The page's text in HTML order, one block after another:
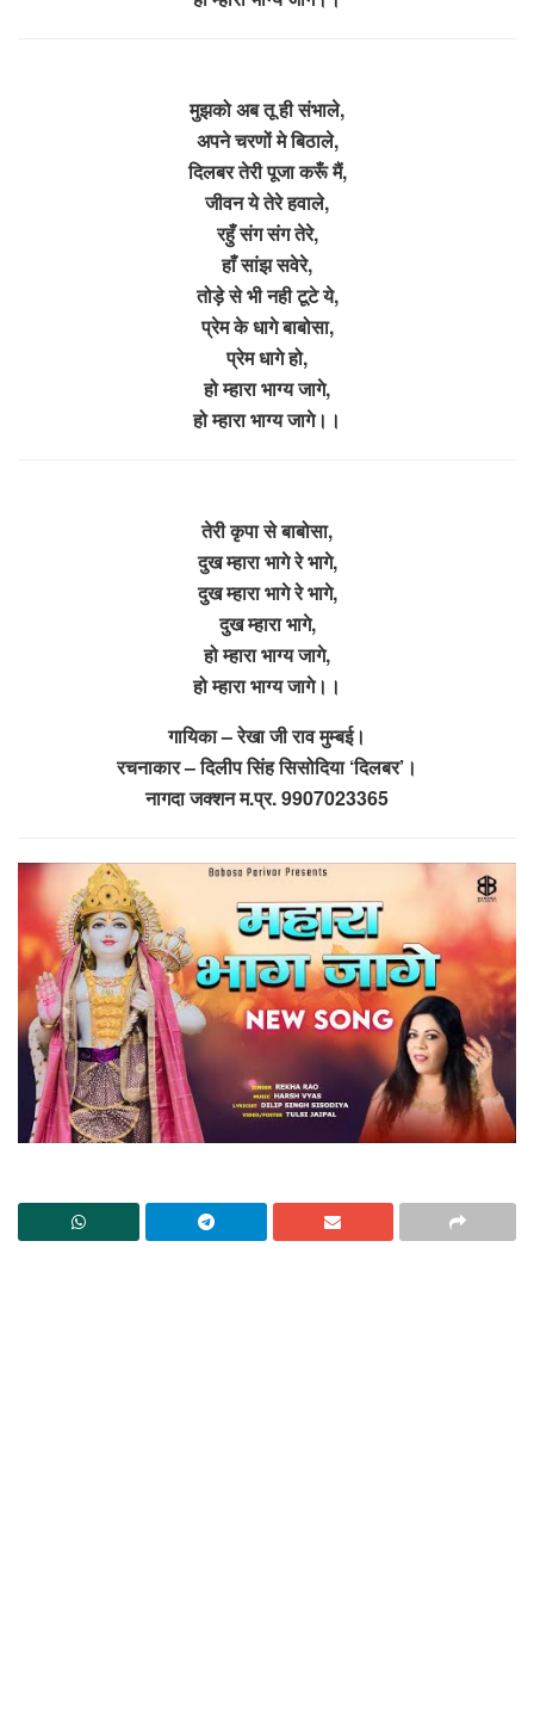
मुझको अब तू ही संभाले,
अपने चरणों मे बिठाले,
दिलबर तेरी पूजा करूँ मैं,
जीवन ये तेरे हवाले,
रहुँ संग संग तेरे,
हाँ सांझ सवेरे,
तोड़े से भी नही टूटे ये,
प्रेम के धागे बाबोसा,
प्रेम धागे हो,
हो म्हारा भाग्य जागे,
हो म्हारा भाग्य जागे।।
तेरी कृपा से बाबोसा,
दुख म्हारा भागे रे भागे,
दुख म्हारा भागे रे भागे,
दुख म्हारा भागे,
हो म्हारा भाग्य जागे,
हो म्हारा भाग्य जागे।।
गायिका – रेखा जी राव मुम्बई।
रचनाकार – दिलीप सिंह सिसोदिया ‘दिलबर’।
नागदा जक्शन म.प्र. 9907023365